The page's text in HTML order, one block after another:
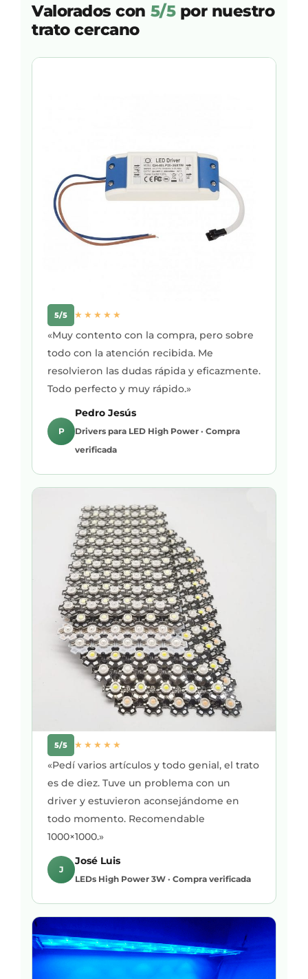
Valorados con 5/5por nuestro
trato cercano
5/5 ★★★★★
«Muy contento con la compra, pero sobre
todo con la atención recibida. Me
resolvieron las dudas rápida y eficazmente.
Todo perfecto y muy rápido.»
P
Pedro Jesús
Drivers para LED High Power · Compra
verificada
5/5 ★★★★★
«Pedí varios artículos y todo genial, el trato
es de diez. Tuve un problema con un
driver y estuvieron aconsejándome en
todo momento. Recomendable
1000×1000.»
J
José Luis
LEDs High Power 3W · Compra verificada